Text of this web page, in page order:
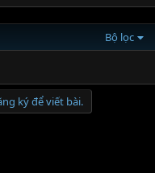
Bộ lọc
ký để viết bài.